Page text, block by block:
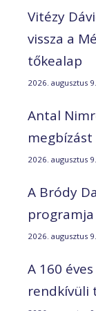
Vitézy
vissza a
tőkealap
2026. augusztus 9.
Antal
2026. augusztus 9.
A Bródy
programja
2026. augusztus 9.
A 160
rendkívüli